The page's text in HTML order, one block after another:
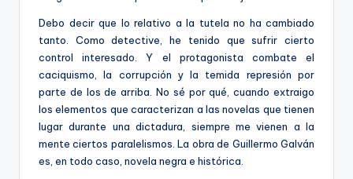
Debo decir que lo relativo a la tutela no ha cambiado
tanto. Como detective, he tenido que sufrir cierto
control interesado. Y el protagonista combate el
caciquismo, la corrupción y la temida represión por
parte de los de arriba. No sé por qué, cuando extraigo
los elementos que caracterizan a las novelas que tienen
lugar durante una dictadura, siempre me vienen a la
mente ciertos paralelismos. La obra de Guillermo Galván
es, en todo caso, novela negra e histórica.